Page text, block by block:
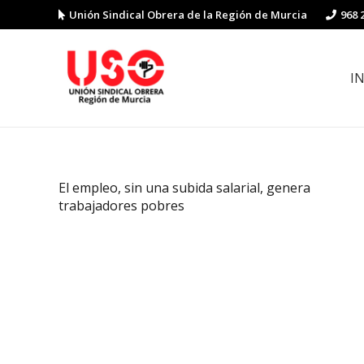
Unión Sindical Obrera de la Región de Murcia 968
El empleo, sin una subida salarial, genera
trabajadores pobres